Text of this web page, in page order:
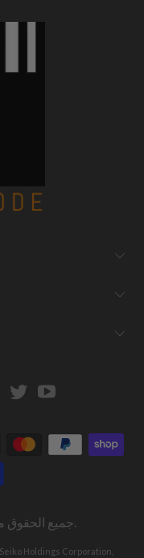
Strapcode
Tumblr
Strapcode
TwitterYouTube
Holdings Corporation,